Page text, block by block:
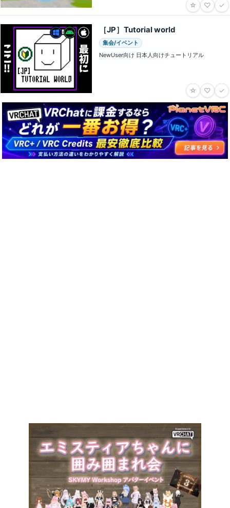
☆ ♡ ✓
［JP］Tutorial world
集会/イベント
NewUser向け 日本人向けチュートリアル
☆ ♡ ✓